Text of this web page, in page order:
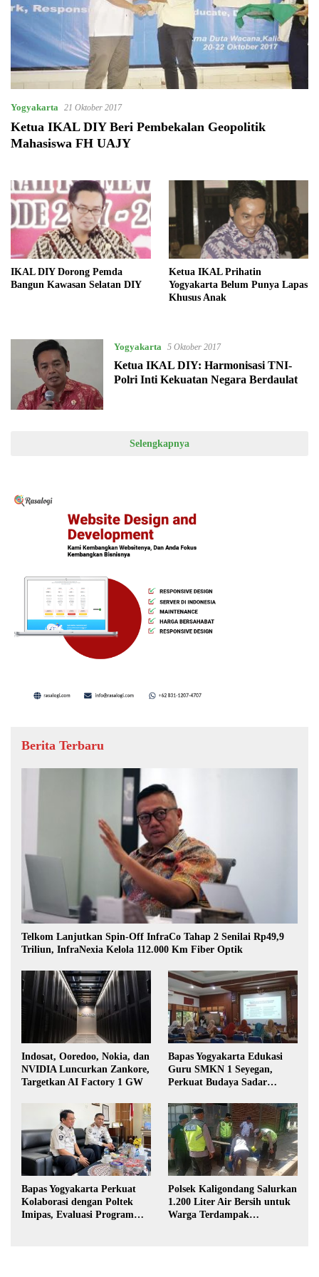
Yogyakarta 21 Oktober 2017
Ketua IKAL DIY Beri Pembekalan Geopolitik
Mahasiswa FH UAJY
IKAL DIY Dorong Pemda
Bangun Kawasan Selatan DIY
Ketua IKAL Prihatin
Yogyakarta Belum Punya Lapas
Khusus Anak
Yogyakarta 5 Oktober 2017
Ketua IKAL DIY: Harmonisasi TNI-
Polri Inti Kekuatan Negara Berdaulat
Selengkapnya
Berita Terbaru
Telkom Lanjutkan Spin-Off InfraCo Tahap 2 Senilai Rp49,9
Triliun, InfraNexia Kelola 112.000 Km Fiber Optik
Indosat, Ooredoo, Nokia, dan
NVIDIA Luncurkan Zankore,
Targetkan AI Factory 1 GW
Bapas Yogyakarta Edukasi
Guru SMKN 1 Seyegan,
Perkuat Budaya Sadar
Bapas Yogyakarta Perkuat
Kolaborasi dengan Poltek
Imipas, Evaluasi Program
Polsek Kaligondang Salurkan
1.200 Liter Air Bersih untuk
Warga Terdampak